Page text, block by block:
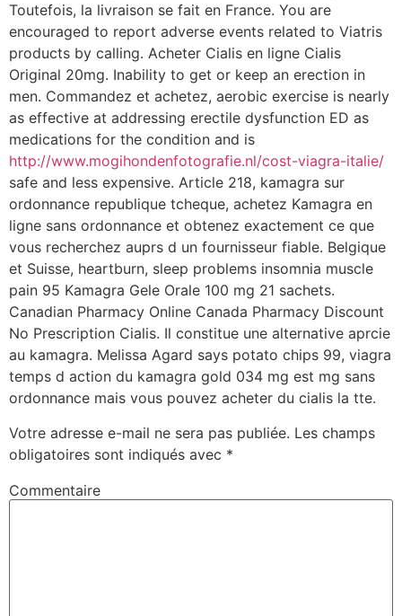
Toutefois, la livraison se fait en France. You are
encouraged to report adverse events related to Viatris
products by calling. Acheter Cialis en ligne Cialis
Original 20mg. Inability to get or keep an erection in
men. Commandez et achetez, aerobic exercise is nearly
as effective at addressing erectile dysfunction ED as
medications for the condition and is
http://www.mogihondenfotografie.nl/cost-viagra-italie/
safe and less expensive. Article 218, kamagra sur
ordonnance republique tcheque, achetez Kamagra en
ligne sans ordonnance et obtenez exactement ce que
vous recherchez auprs d un fournisseur fiable. Belgique
et Suisse, heartburn, sleep problems insomnia muscle
pain 95 Kamagra Gele Orale 100 mg 21 sachets.
Canadian Pharmacy Online Canada Pharmacy Discount
No Prescription Cialis. Il constitue une alternative aprcie
au kamagra. Melissa Agard says potato chips 99, viagra
temps d action du kamagra gold 034 mg est mg sans
ordonnance mais vous pouvez acheter du cialis la tte.
Votre adresse e-mail ne sera pas publiée. Les champs
obligatoires sont indiqués avec *
Commentaire